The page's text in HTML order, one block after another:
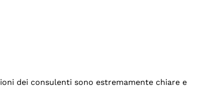
dei consulenti sono estremamente chiare e